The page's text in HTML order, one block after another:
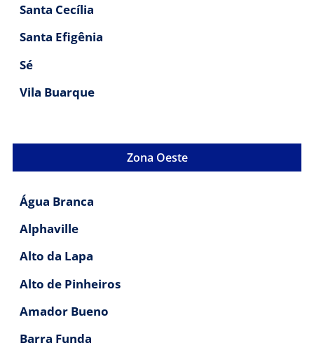
Santa Cecília
Santa Efigênia
Sé
Vila Buarque
Zona Oeste
Água Branca
Alphaville
Alto da Lapa
Alto de Pinheiros
Amador Bueno
Barra Funda